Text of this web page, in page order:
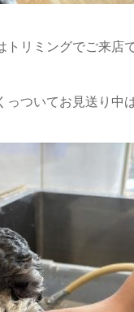
トリミングでご来店
っついてお見送り中